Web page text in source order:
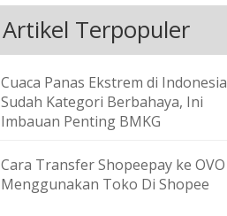
Artikel Terpopuler
Cuaca Panas Ekstrem di Indonesia
Sudah Kategori Berbahaya, Ini
Imbauan Penting BMKG
Cara Transfer Shopeepay ke OVO
Menggunakan Toko Di Shopee